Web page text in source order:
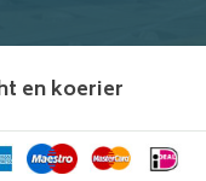
enkoerier